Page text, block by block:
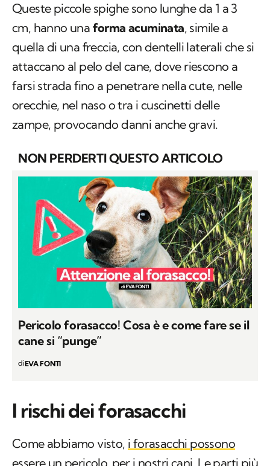
Queste piccole spighe sono lunghe da 1 a 3
cm, hanno una forma acuminata, simile a
quella di una freccia, con dentelli laterali che si
attaccano al pelo del cane, dove riescono a
farsi strada fino a penetrare nella cute, nelle
orecchie, nel naso o tra i cuscinetti delle
zampe, provocando danni anche gravi.
NON PERDERTI QUESTO ARTICOLO
Pericolo forasacco! Cosa è e come fare se il
cane si “punge”
diEVA FONTI
I rischi dei forasacchi
Come abbiamo visto, i forasacchi possono
essere un pericolo per i nostri cani. Le parti più